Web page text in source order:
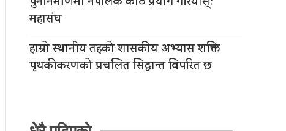
महासंघ
हाम्रो स्थानीय तहको शासकीय अभ्यास शक्ति
पृथकीकरणको प्रचलित सिद्धान्त विपरित छ